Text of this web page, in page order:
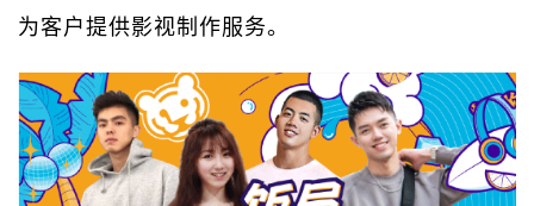
为客户提供影视制作服务。